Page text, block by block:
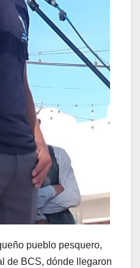
pueblo pesquero,
de BCS, dónde llegaron